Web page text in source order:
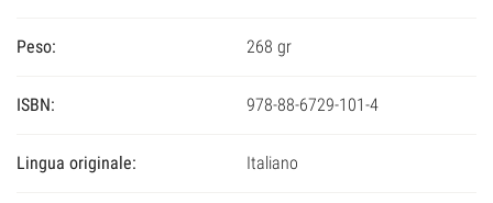
Peso: 268 gr
ISBN: 978-88-6729-101-4
Lingua originale: Italiano